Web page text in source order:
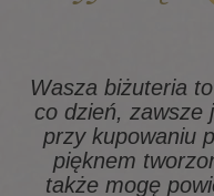
Wasza biżuteria
co dzień, zawsze
przy kupowaniu
pięknem
także mogę